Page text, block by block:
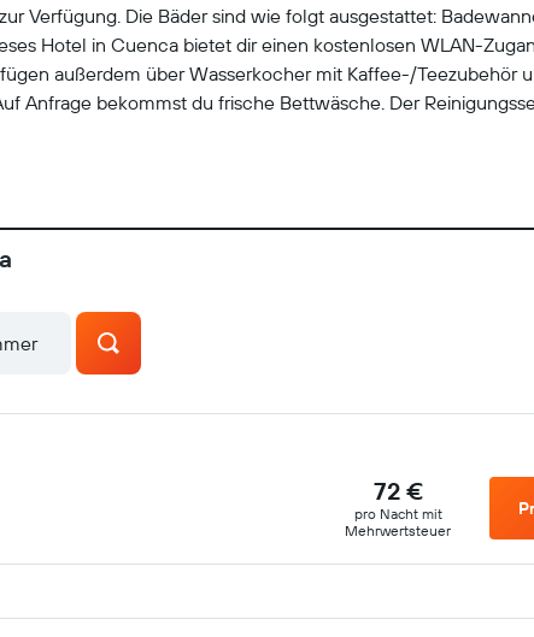
Verfügung. Die Bäder sind wie folgt ausgestattet:
Hotel in Cuenca bietet dir einen kostenlosen WLAN-
außerdem über Wasserkocher mit Kaffee-/Teezubehör
Anfrage bekommst du frische Bettwäsche. Der
72 €
pro Nacht mit
Mehrwertsteuer